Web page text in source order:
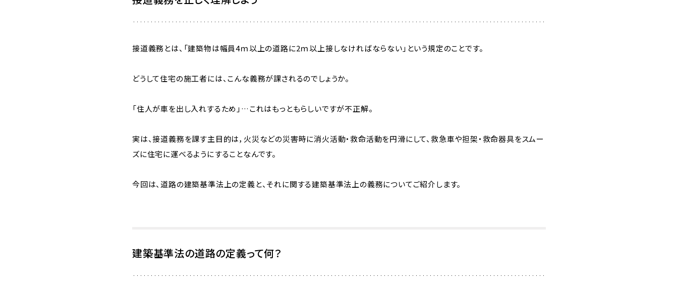
接道義務とは、「建築物は幅員4ｍ以上の道路に2ｍ以上接しなければならない」という規定のことです。
どうして住宅の施工者には、こんな義務が課されるのでしょうか。
「住人が車を出し入れするため」…これはもっともらしいですが不正解。
実は、接道義務を課す主目的は，火災などの災害時に消火活動・救命活動を円滑にして、救急車や担架・救命器具をスムー
ズに住宅に運べるようにすることなんです。
今回は、道路の建築基準法上の定義と、それに関する建築基準法上の義務についてご紹介します。
建築基準法の道路の定義って何？